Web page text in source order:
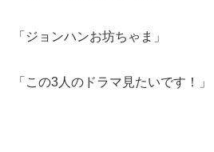
「ジョンハンお坊ちゃま」
「この3人のドラマ見たいです！」